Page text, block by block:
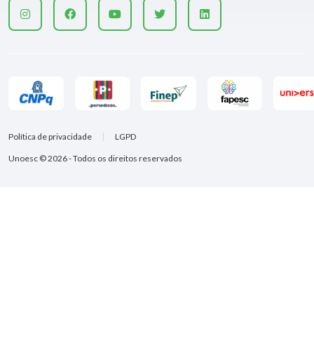
Unoesc © 2026 - Todos os direitos reservados
Política de privacidade LGPD